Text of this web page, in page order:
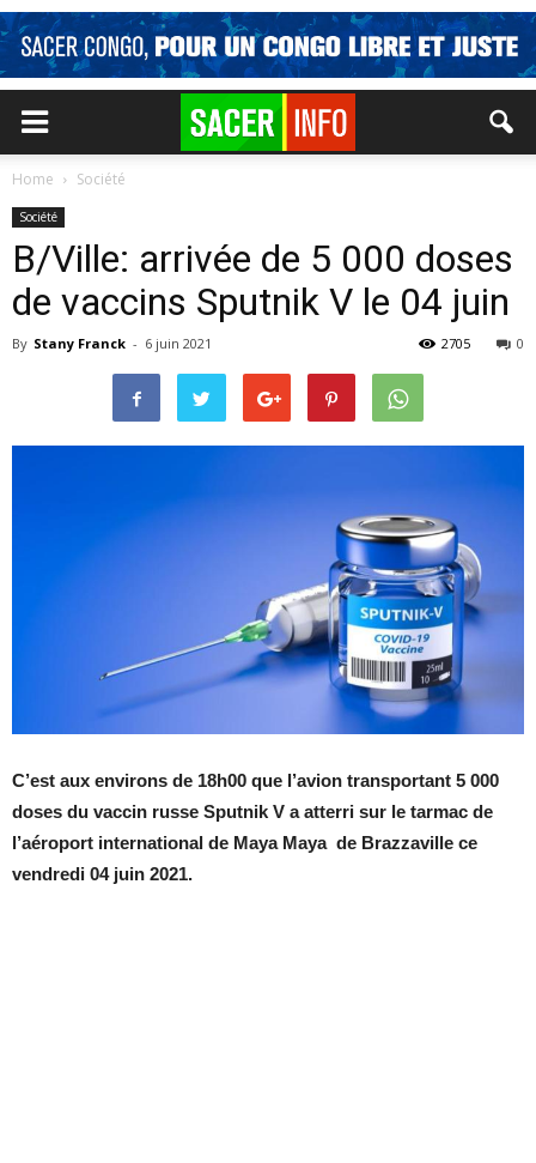
Home Société
Société
B/Ville: arrivée de 5 000 doses
de vaccins Sputnik V le 04 juin
By Stany Franck - 6 juin 2021 0
2705
C’est aux environs de 18h00 que l’avion transportant 5 000
doses du vaccin russe Sputnik V a atterri sur le tarmac de
l’aéroport international de Maya Maya de Brazzaville ce
vendredi 04 juin 2021.